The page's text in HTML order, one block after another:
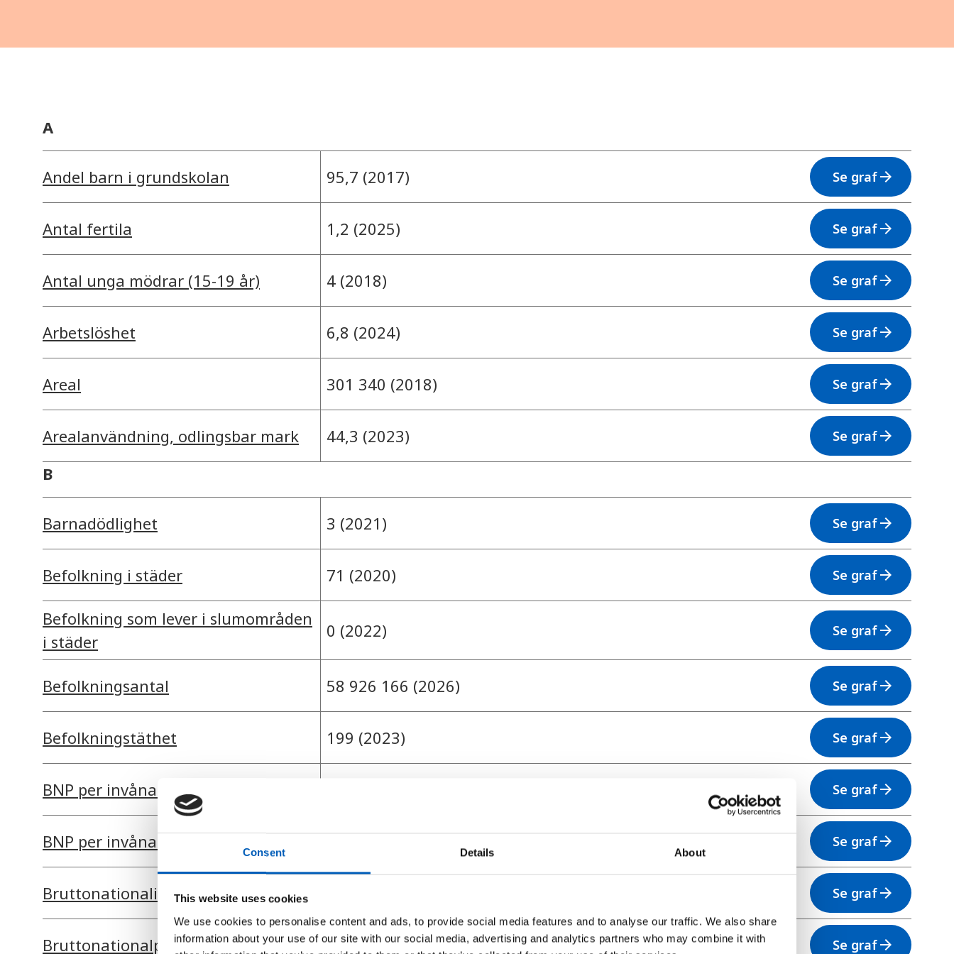
Consent Details About
This website uses cookies
We use cookies to personalise content and ads, to provide social media features and to analyse our traffic. We also share
information about your use of our site with our social media, advertising and analytics partners who may combine it with
A
Andel barn i grundskolan 95,7 (2017) Se grafarrow_forward
Antal fertila 1,2 (2025) Se grafarrow_forward
Antal unga mödrar (15-19 år) 4 (2018) Se grafarrow_forward
Arbetslöshet 6,8 (2024) Se grafarrow_forward
Areal 301 340 (2018) Se grafarrow_forward
Arealanvändning, odlingsbar mark 44,3 (2023) Se grafarrow_forward
B
Barnadödlighet 3 (2021) Se grafarrow_forward
Befolkning i städer 71 (2020) Se grafarrow_forward
Befolkning som lever i slumområden
i städer
0 (2022) Se grafarrow_forward
Befolkningsantal 58 926 166 (2026) Se grafarrow_forward
Befolkningstäthet 199 (2023) Se grafarrow_forward
BNP per invånare Se grafarrow_forward
BNP per invånare i PPP-dollar Se grafarrow_forward
Bruttonationalinkomst per invånare Se grafarrow_forward
Bruttonationalprodukt 2 380 825 077 244 (2024) Se grafarrow_forward